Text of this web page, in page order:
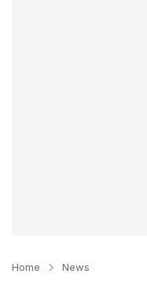
Home News